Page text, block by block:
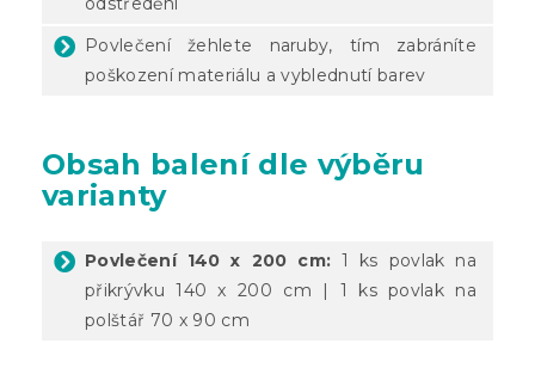
Povlečení žehlete naruby, tím zabráníte
poškození materiálu a vyblednutí barev
Obsah balení dle výběru
varianty
Povlečení 140 x 200 cm: 1 ks povlak na
přikrývku 140 x 200 cm | 1 ks povlak na
polštář 70 x 90 cm